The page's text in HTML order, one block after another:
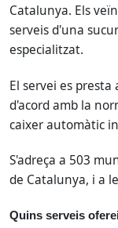
Catalunya. Els
serveis d'una
especialitzat.
El servei es
d'acord amb la
caixer automàtic
S'adreça a 503
de Catalunya, i a
Quins serveis